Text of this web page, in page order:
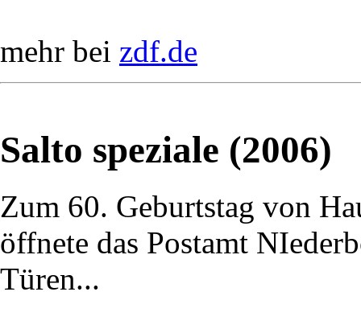
mehr bei zdf.de
Salto speziale (2006)
Zum 60. Geburtstag von
öffnete das Postamt
Türen...